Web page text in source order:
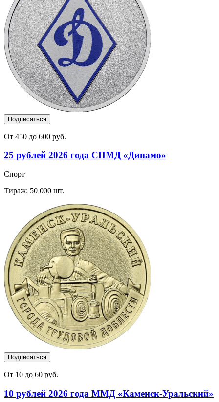
Подписаться
От 450 до 600 руб.
25 рублей 2026 года СПМД «Динамо»
Спорт
Тираж: 50 000 шт.
Подписаться
От 10 до 60 руб.
10 рублей 2026 года ММД «Каменск-Уральский»